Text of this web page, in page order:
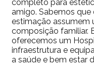
completo para
amigo. Sabemos que
estimação assumem
composição familiar.
oferecemos um
infraestrutura e
a saúde e bem estar